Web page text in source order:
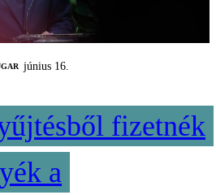
június 16.
fizetnék
a